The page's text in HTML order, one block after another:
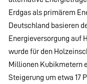
Erdgas als primärem
Deutschland basieren
Energieversorgung auf
wurde für den
Millionen Kubikmetern
Steigerung um etwa 17